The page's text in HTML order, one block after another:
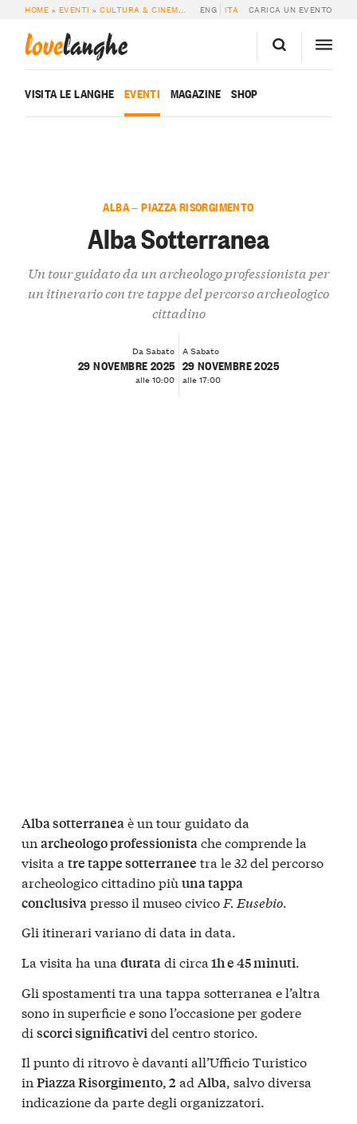
HOME » EVENTI »CULTURA & CINEMA » ALBA SOTTERRANEA
ENG ITA CARICA UN EVENTO
lovelanghe
VISITA LE LANGHE EVENTI MAGAZINE SHOP
ALBA — PIAZZA RISORGIMENTO
Alba Sotterranea
Un tour guidato da un archeologo professionista per
un itinerario con tre tappe del percorso archeologico
cittadino
Da Sabato
29 NOVEMBRE 2025
alle 10:00
A Sabato
29 NOVEMBRE 2025
alle 17:00
Alba sotterraneaè un tour guidato da
un archeologo professionistache comprende la
visita a tre tappe sotterranee tra le 32 del percorso
archeologico cittadino più una tappa
conclusivapresso il museo civico F. Eusebio.
Gli itinerari variano di data in data.
La visita ha una duratadi circa 1h e 45 minuti.
Gli spostamenti tra una tappa sotterranea e l’altra
sono in superficie e sono l’occasione per godere
di scorci significatividel centro storico.
Il punto di ritrovo è davanti all’Ufficio Turistico
in Piazza Risorgimento, 2 ad Alba, salvo diversa
indicazione da parte degli organizzatori.